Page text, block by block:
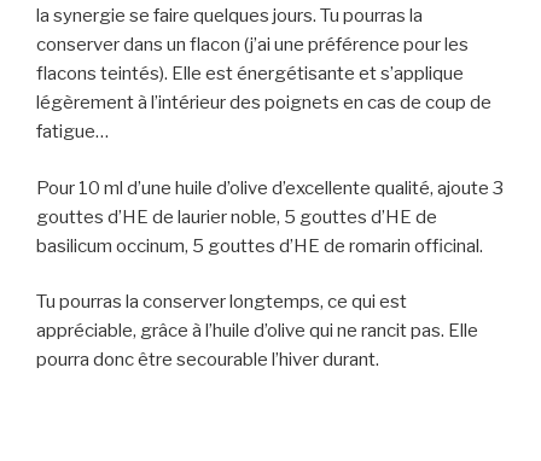
la synergie se faire quelques jours. Tu pourras la
conserver dans un flacon (j’ai une préférence pour les
flacons teintés). Elle est énergétisante et s’applique
légèrement à l’intérieur des poignets en cas de coup de
fatigue…
Pour 10 ml d’une huile d’olive d’excellente qualité, ajoute 3
gouttes d’HE de laurier noble, 5 gouttes d’HE de
basilicum occinum, 5 gouttes d’HE de romarin officinal.
Tu pourras la conserver longtemps, ce qui est
appréciable, grâce à l’huile d’olive qui ne rancit pas. Elle
pourra donc être secourable l’hiver durant.